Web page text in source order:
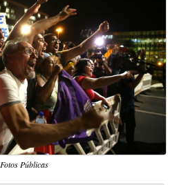
Fotos Públicas